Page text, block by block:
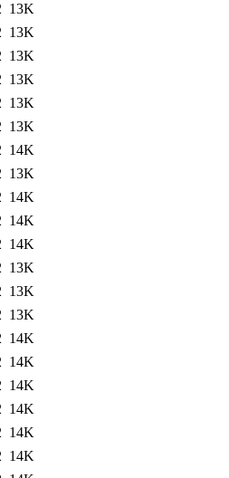
13K
13K
13K
13K
13K
13K
14K
13K
14K
14K
14K
13K
13K
13K
14K
14K
14K
14K
14K
14K